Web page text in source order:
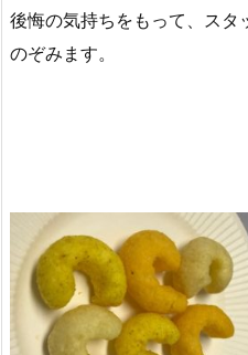
後悔の気持ちをもって、スタ
のぞみます。